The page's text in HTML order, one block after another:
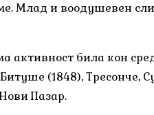
Млад и воодушевен
активност била кон
(1848),
Пазар.